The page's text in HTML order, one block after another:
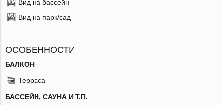
Вид на бассейн
Вид на парк/сад
ОСОБЕННОСТИ
БАЛКОН
Терраса
БАССЕЙН, САУНА И Т.П.